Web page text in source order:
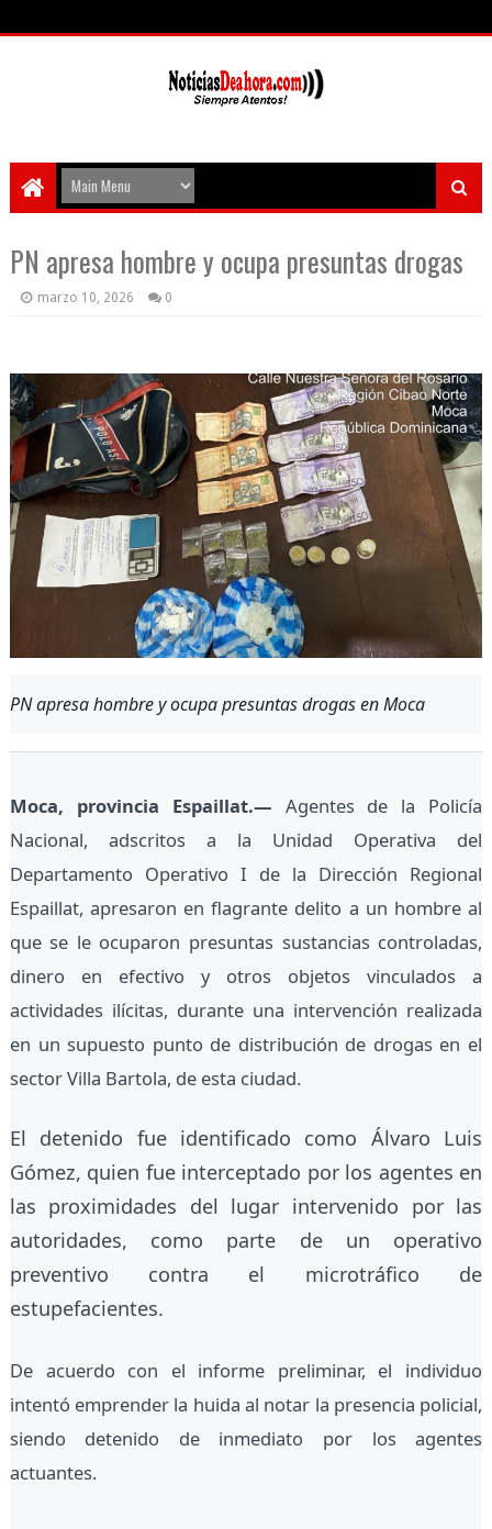
PN apresa hombre y ocupa presuntas drogas
marzo 10, 2026 0
PN apresa hombre y ocupa presuntas drogas en Moca
Moca, provincia Espaillat.— Agentes de la Policía
Nacional, adscritos a la Unidad Operativa del
Departamento Operativo I de la Dirección Regional
Espaillat, apresaron en flagrante delito a un hombre al
que se le ocuparon presuntas sustancias controladas,
dinero en efectivo y otros objetos vinculados a
actividades ilícitas, durante una intervención realizada
en un supuesto punto de distribución de drogas en el
sector Villa Bartola, de esta ciudad.
El detenido fue identificado como Álvaro Luis
Gómez, quien fue interceptado por los agentes en
las proximidades del lugar intervenido por las
autoridades, como parte de un operativo
preventivo contra el microtráfico de
estupefacientes.
De acuerdo con el informe preliminar, el individuo
intentó emprender la huida al notar la presencia policial,
siendo detenido de inmediato por los agentes
actuantes.